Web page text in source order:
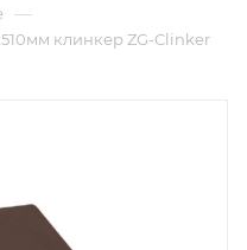
—
клинкер ZG-Clinker